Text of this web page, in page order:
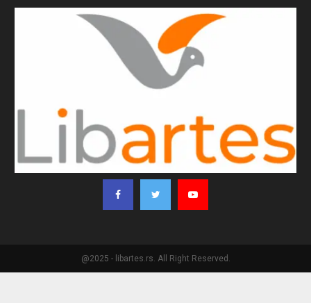
@2025 - libartes.rs. All Right Reserved.